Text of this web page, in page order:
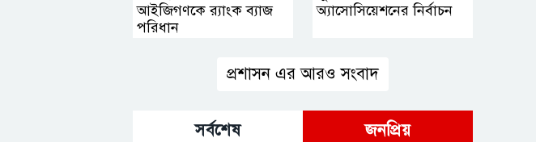
আইজিগণকে র‌্যাংক ব্যাজ
পরিধান
অ্যাসোসিয়েশনের নির্বাচন
প্রশাসন এর আরও সংবাদ
সর্বশেষ জনপ্রিয়